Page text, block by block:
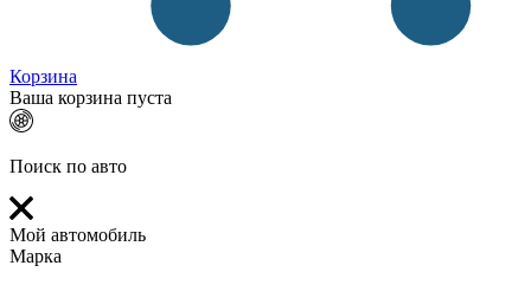
Корзина
Ваша корзина пуста
Поиск по авто
Мой автомобиль
Марка